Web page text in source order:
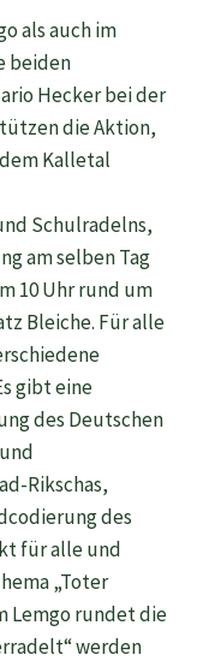
als auch im
beiden
Hecker bei der
die Aktion,
Kalletal
Schulradelns,
am selben Tag
10 Uhr rund um
Bleiche. Für alle
gibt eine
des Deutschen
Rikschas,
des
für alle und
„Toter
Lemgo rundet die
werden